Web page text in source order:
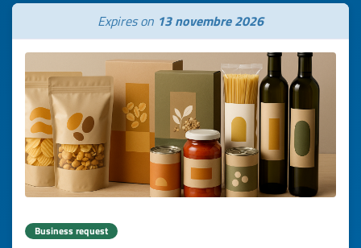
Expires on 13 novembre 2026
Business request